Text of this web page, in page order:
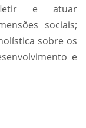
e atuar
sociais;
sobre os
e